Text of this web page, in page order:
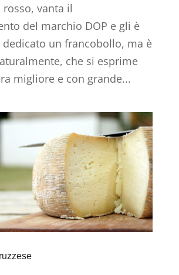
vanta il
del marchio DOP e gli è
dedicato un francobollo, ma è
che si esprime
migliore e con grande...